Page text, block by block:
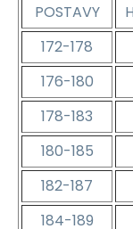
POSTAVY
172-178
176-180
178-183
180-185
182-187
184-189